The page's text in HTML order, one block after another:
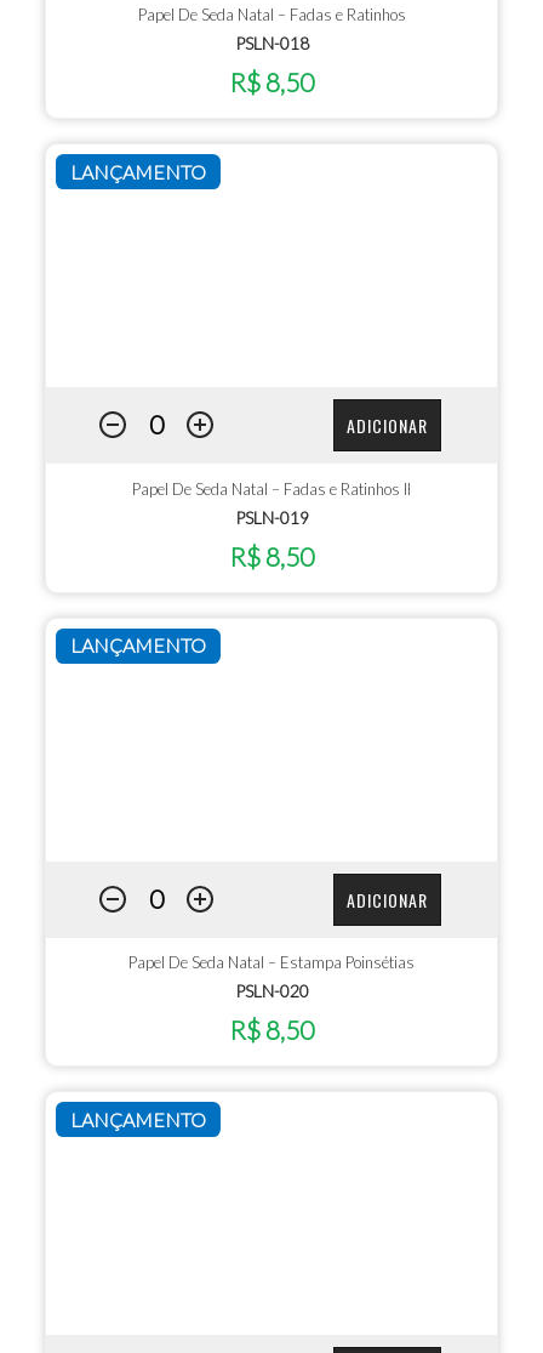
Papel De Seda Natal – Fadas e Ratinhos
PSLN-018
R$ 8,50
LANÇAMENTO
ADICIONAR
Papel De Seda Natal – Fadas e Ratinhos II
PSLN-019
R$ 8,50
LANÇAMENTO
ADICIONAR
Papel De Seda Natal – Estampa Poinsétias
PSLN-020
R$ 8,50
LANÇAMENTO